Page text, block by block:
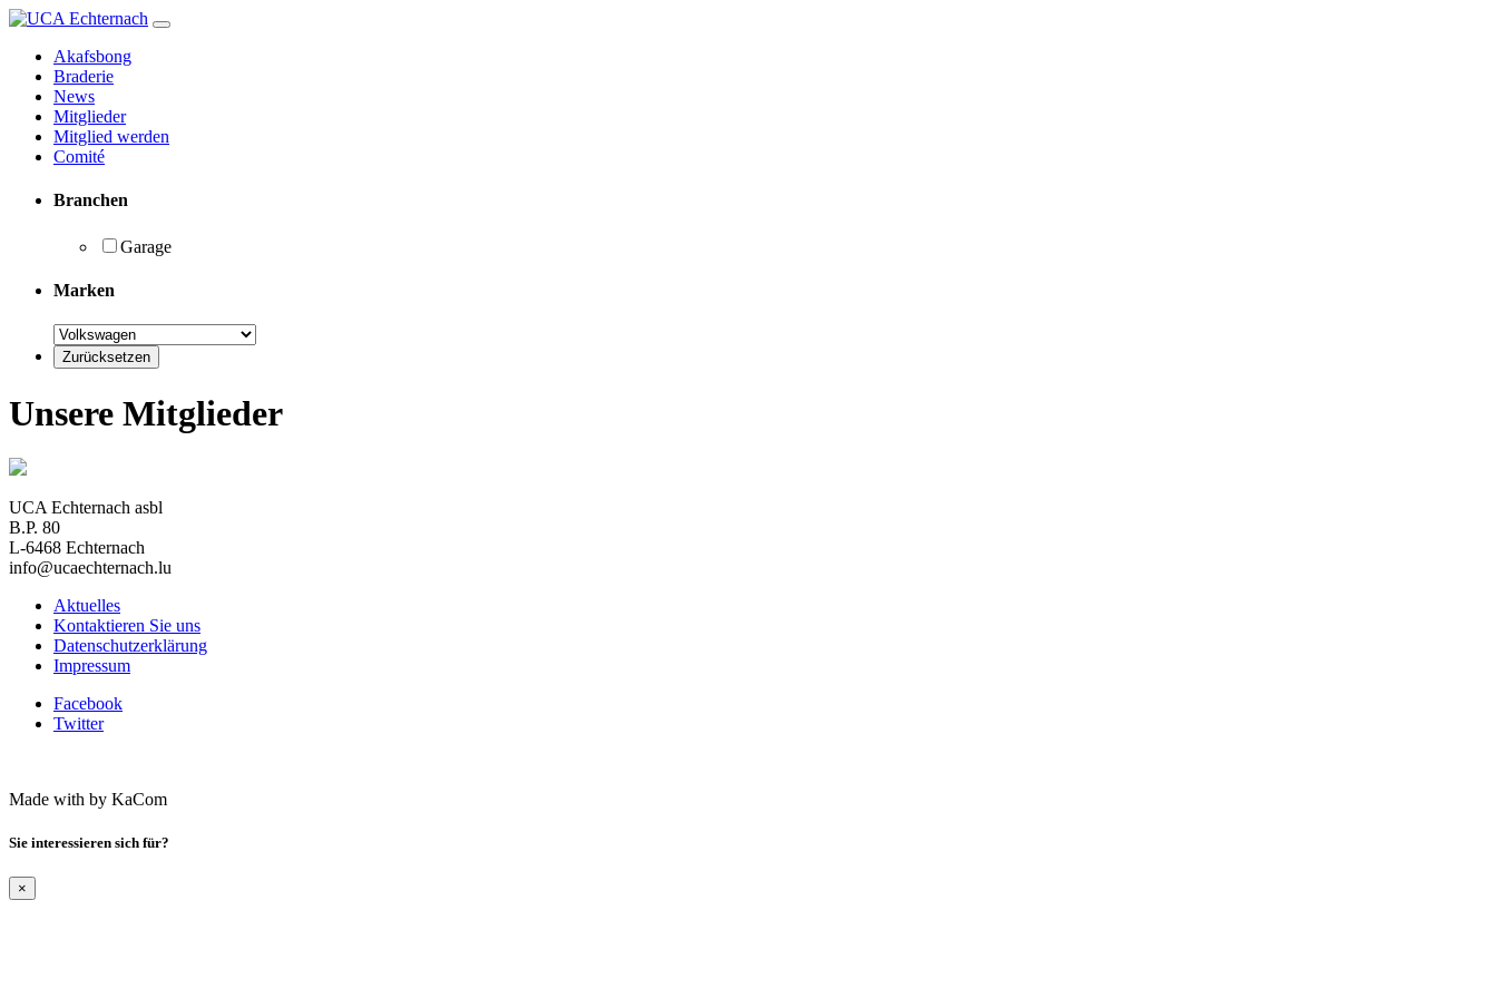
Akafsbong
Braderie
News
Mitglieder
Mitglied werden
Comité
Branchen
Garage
Marken
Unsere Mitglieder
UCA Echternach asbl
B.P. 80
L-6468 Echternach
info@ucaechternach.lu
Aktuelles
Kontaktieren Sie uns
Datenschutzerklärung
Impressum
Facebook
Twitter
Made with by KaCom
Sie interessieren sich für?
×